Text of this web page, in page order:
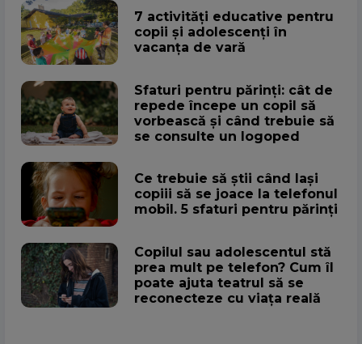
7 activități educative pentru
copii și adolescenți în
vacanța de vară
Sfaturi pentru părinți: cât de
repede începe un copil să
vorbească și când trebuie să
se consulte un logoped
Ce trebuie să știi când lași
copiii să se joace la telefonul
mobil. 5 sfaturi pentru părinți
Copilul sau adolescentul stă
prea mult pe telefon? Cum îl
poate ajuta teatrul să se
reconecteze cu viața reală